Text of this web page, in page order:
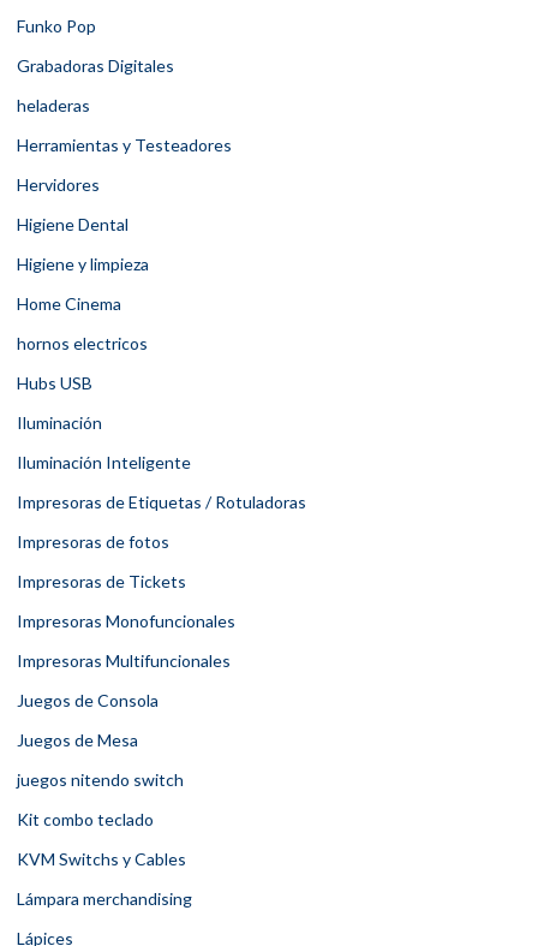
Funko Pop
Grabadoras Digitales
heladeras
Herramientas y Testeadores
Hervidores
Higiene Dental
Higiene y limpieza
Home Cinema
hornos electricos
Hubs USB
Iluminación
Iluminación Inteligente
Impresoras de Etiquetas / Rotuladoras
Impresoras de fotos
Impresoras de Tickets
Impresoras Monofuncionales
Impresoras Multifuncionales
Juegos de Consola
Juegos de Mesa
juegos nitendo switch
Kit combo teclado
KVM Switchs y Cables
Lámpara merchandising
Lápices